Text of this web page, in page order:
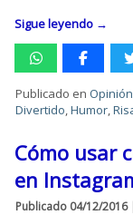
Sigue leyendo →
Publicado en
Divertido,Humor,
Cómo usar
en
Publicado 04/12/2016